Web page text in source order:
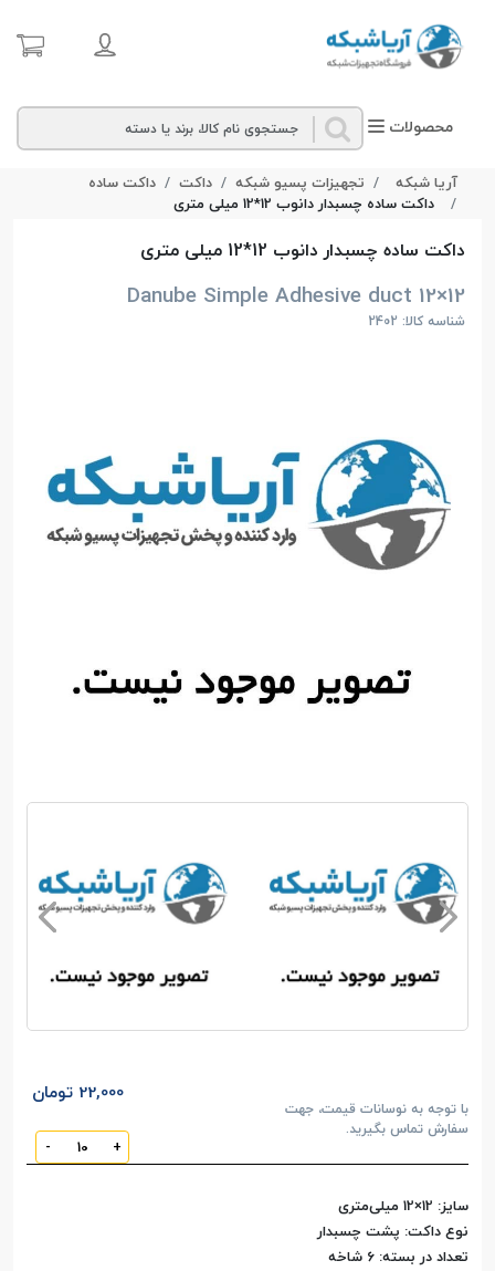
محصولات
آریا شبکه تجهیزات پسیو شبکه داکت
داکت ساده
داکت ساده چسبدار دانوب 12*12 میلی‌ متری
داکت ساده چسبدار دانوب 12*12 میلی‌ متری
Danube Simple Adhesive duct 12×12
شناسه کالا: 2402
با توجه به نوسانات قیمت، جهت
سفارش تماس بگیرید.
22,000 تومان
+
-
سایز: 12×12 میلی‌متری
نوع داکت: پشت چسبدار
تعداد در بسته: 6 شاخه